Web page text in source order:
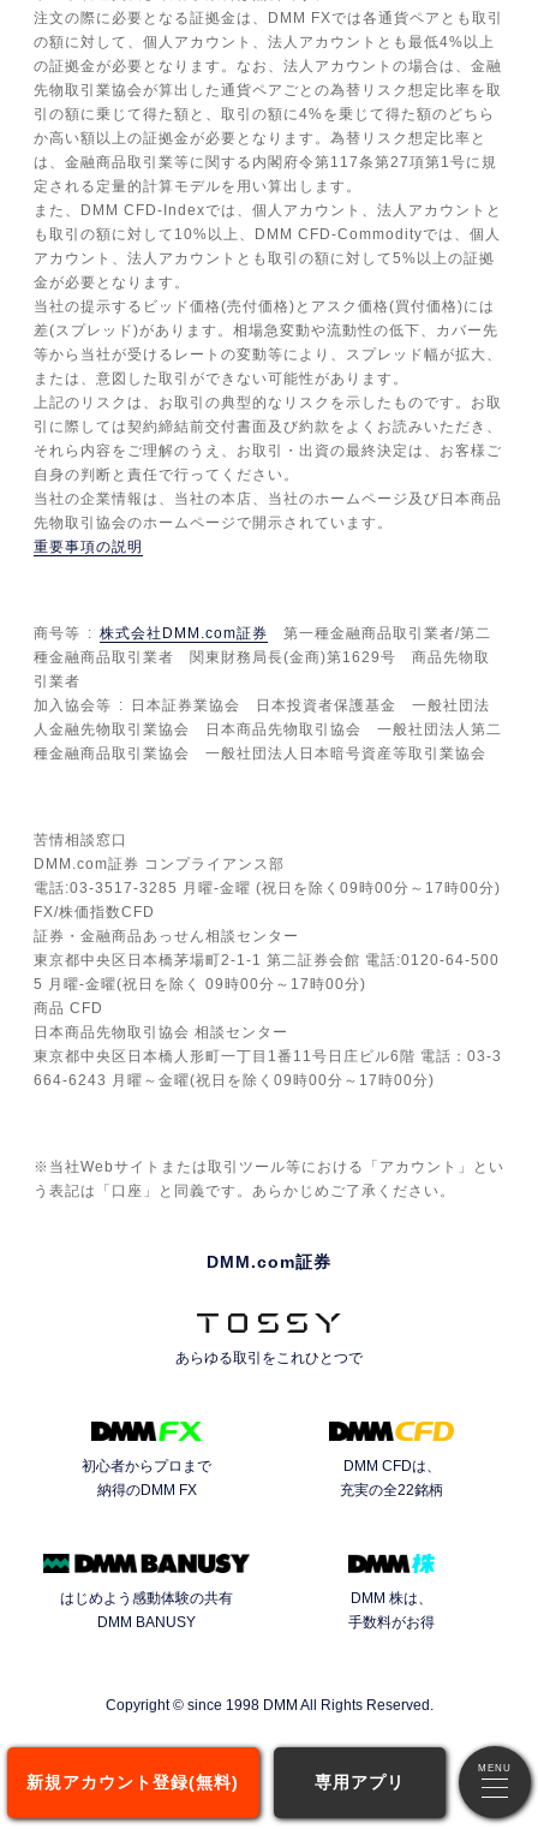
新規アカウント登録(無料) 専用アプリ
注文の際に必要となる証拠金は、DMM FXでは各通貨ペアとも取引
の額に対して、個人アカウント、法人アカウントとも最低4%以上
の証拠金が必要となります。なお、法人アカウントの場合は、金融
先物取引業協会が算出した通貨ペアごとの為替リスク想定比率を取
引の額に乗じて得た額と、取引の額に4%を乗じて得た額のどちら
か高い額以上の証拠金が必要となります。為替リスク想定比率と
は、金融商品取引業等に関する内閣府令第117条第27項第1号に規
定される定量的計算モデルを用い算出します。
また、DMM CFD-Indexでは、個人アカウント、法人アカウントと
も取引の額に対して10%以上、DMM CFD-Commodityでは、個人
アカウント、法人アカウントとも取引の額に対して5%以上の証拠
金が必要となります。
当社の提示するビッド価格(売付価格)とアスク価格(買付価格)には
差(スプレッド)があります。相場急変動や流動性の低下、カバー先
等から当社が受けるレートの変動等により、スプレッド幅が拡大、
または、意図した取引ができない可能性があります。
上記のリスクは、お取引の典型的なリスクを示したものです。お取
引に際しては契約締結前交付書面及び約款をよくお読みいただき、
それら内容をご理解のうえ、お取引・出資の最終決定は、お客様ご
自身の判断と責任で行ってください。
当社の企業情報は、当社の本店、当社のホームページ及び日本商品
先物取引協会のホームページで開示されています。
重要事項の説明
商号等 株式会社DMM.com証券 第一種金融商品取引業者/第二
種金融商品取引業者 関東財務局長(金商)第1629号 商品先物取
引業者
加入協会等
日本証券業協会 日本投資者保護基金 一般社団法
人金融先物取引業協会 日本商品先物取引協会 一般社団法人第二
種金融商品取引業協会 一般社団法人日本暗号資産等取引業協会
苦情相談窓口
DMM.com証券 コンプライアンス部
電話:03-3517-3285 月曜-金曜 (祝日を除く09時00分～17時00分)
FX/株価指数CFD
証券・金融商品あっせん相談センター
東京都中央区日本橋茅場町2-1-1 第二証券会館 電話:0120-64-500
5 月曜-金曜(祝日を除く 09時00分～17時00分)
商品 CFD
日本商品先物取引協会 相談センター
東京都中央区日本橋人形町一丁目1番11号日庄ビル6階 電話：03-3
664-6243 月曜～金曜(祝日を除く09時00分～17時00分)
※当社Webサイトまたは取引ツール等における「アカウント」とい
う表記は「口座」と同義です。あらかじめご了承ください。
DMM.com証券
あらゆる取引をこれひとつで
初心者からプロまで
納得のDMM FX
DMM CFDは、
充実の全22銘柄
はじめよう感動体験の共有
DMM BANUSY
DMM 株は、
手数料がお得
Copyright © since 1998 DMM All Rights Reserved.